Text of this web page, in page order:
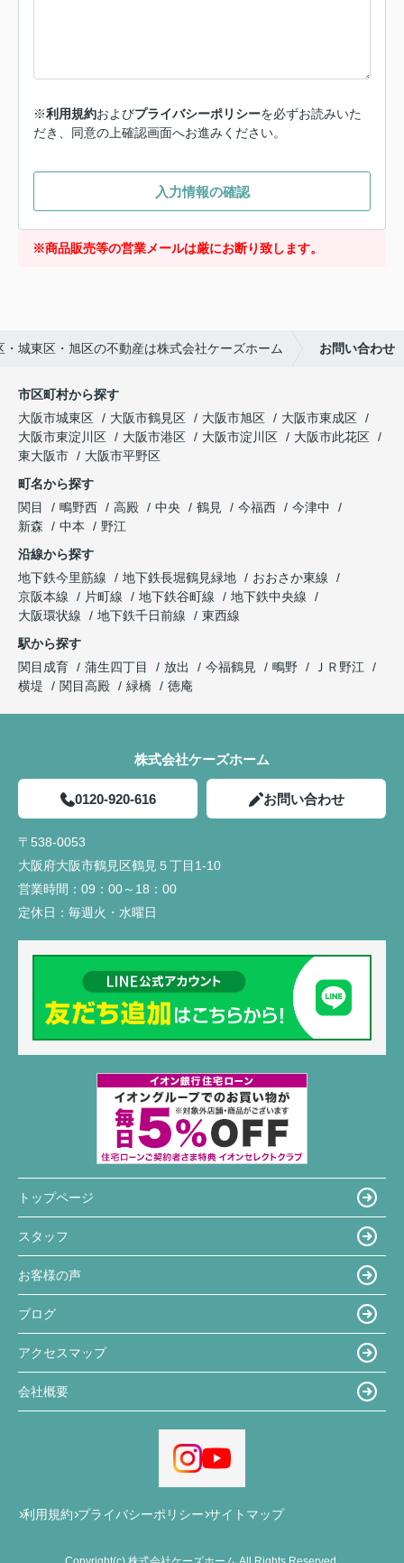
※利用規約およびプライバシーポリシーを必ずお読みいた
だき、同意の上確認画面へお進みください。
入力情報の確認
※商品販売等の営業メールは厳にお断り致します。
・城東区・旭区の不動産は株式会社ケーズホーム お問い合わせ
市区町村から探す
大阪市城東区
大阪市鶴見区 大阪市旭区
大阪市東成区
大阪市東淀川区
大阪市港区 大阪市淀川区
大阪市此花区
東大阪市
大阪市平野区
町名から探す
関目
鴫野西 高殿 中央 鶴見 今福西
今津中
新森
中本
野江
沿線から探す
地下鉄今里筋線
地下鉄長堀鶴見緑地
おおさか東線
京阪本線
片町線 地下鉄谷町線
地下鉄中央線
大阪環状線
地下鉄千日前線
東西線
駅から探す
関目成育
蒲生四丁目 放出 今福鶴見 鴫野
ＪＲ野江
横堤
関目高殿 緑橋 徳庵
株式会社ケーズホーム
0120-920-616 お問い合わせ
〒538-0053
大阪府大阪市鶴見区鶴見５丁目1-10
営業時間： 09：00～18：00
定休日： 毎週火・水曜日
トップページ
スタッフ
お客様の声
ブログ
アクセスマップ
会社概要
利用規約 プライバシーポリシー サイトマップ